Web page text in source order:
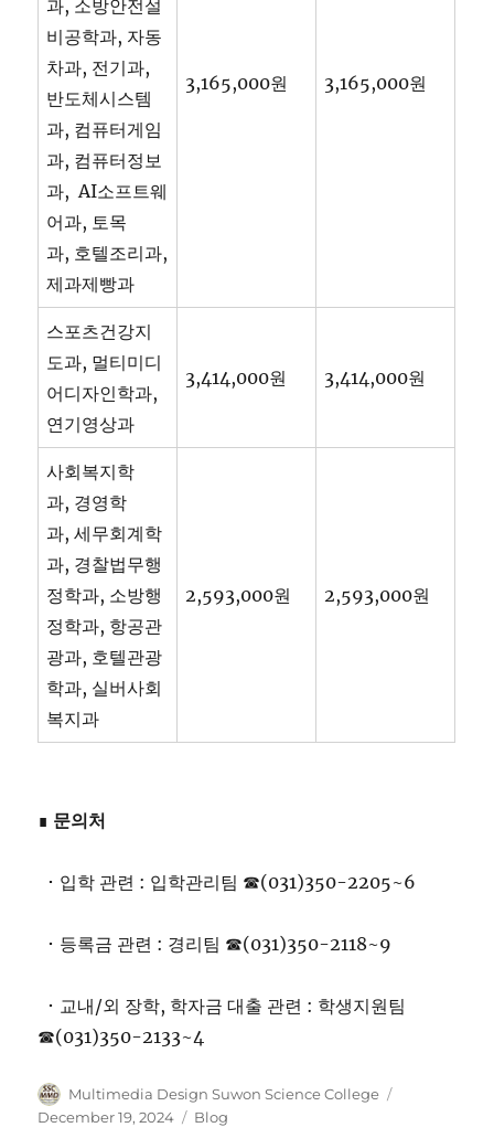
과, 소방안전설
비공학과, 자동
차과, 전기과,
반도체시스템
과, 컴퓨터게임
과, 컴퓨터정보
과, AI소프트웨
어과, 토목
과, 호텔조리과,
제과제빵과
3,165,000원 3,165,000원
스포츠건강지
도과, 멀티미디
어디자인학과,
연기영상과
3,414,000원 3,414,000원
사회복지학
과, 경영학
과, 세무회계학
과, 경찰법무행
정학과, 소방행
정학과, 항공관
광과, 호텔관광
학과, 실버사회
복지과
2,593,000원 2,593,000원
∎ 문의처
･ 입학 관련 : 입학관리팀 ☎(031)350-2205~6
･ 등록금 관련 : 경리팀 ☎(031)350-2118~9
･ 교내/외 장학, 학자금 대출 관련 : 학생지원팀
☎(031)350-2133~4
Author
Multimedia Design Suwon Science College
December 19, 2024 Categories
Blog